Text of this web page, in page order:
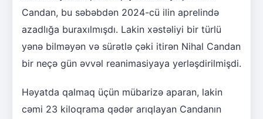
Candan, bu səbəbdən 2024-cü ilin aprelində
azadlığa buraxılmışdı. Lakin xəstəliyi bir türlü
yənə bilməyən və sürətlə çəki itirən Nihal Candan
bir neçə gün əvvəl reanimasiyaya yerləşdirilmişdi.
Həyatda qalmaq üçün mübarizə aparan, lakin
cəmi 23 kiloqrama qədər arıqlayan Candanın